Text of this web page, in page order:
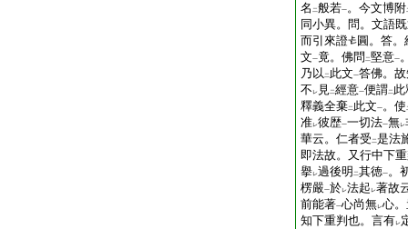
名 二般若一。今文博附
同小異。問。文語
而引來證
圓。答
文一竟。佛問 二堅意一
乃以 二 此文一答佛。
不 レ 見二經意一便謂二 此
釋義全棄二 此文一。使
准レ彼歴一一切法一無レ
華云。仁者受 二是法
即法故。又行中下
擧レ過後明 二其徳一。
楞嚴一於レ法起 レ著故
前能著一心尚無レ心
知下重判也。言有レ